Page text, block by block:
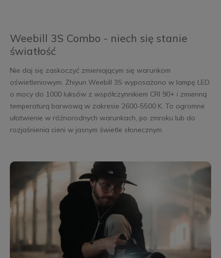
Weebill 3S Combo - niech się stanie
światłość
Nie daj się zaskoczyć zmieniającym się warunkom
oświetleniowym. Zhiyun Weebill 3S wyposażono w lampę LED
o mocy do 1000 luksów z współczynnikiem CRI 90+ i zmienną
temperaturą barwową w zakresie 2600-5500 K. To ogromne
ułatwienie w różnorodnych warunkach, po zmroku lub do
rozjaśnienia cieni w jasnym świetle słonecznym.